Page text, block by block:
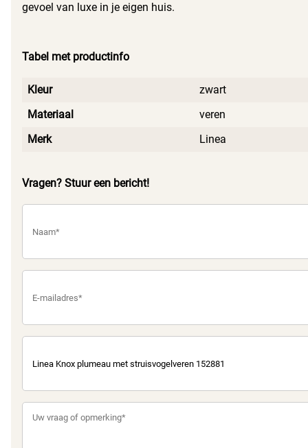
gevoel van luxe in je eigen huis.
Tabel met productinfo
Kleur
zwart
Materiaal
veren
Merk
Linea
Vragen? Stuur een bericht!